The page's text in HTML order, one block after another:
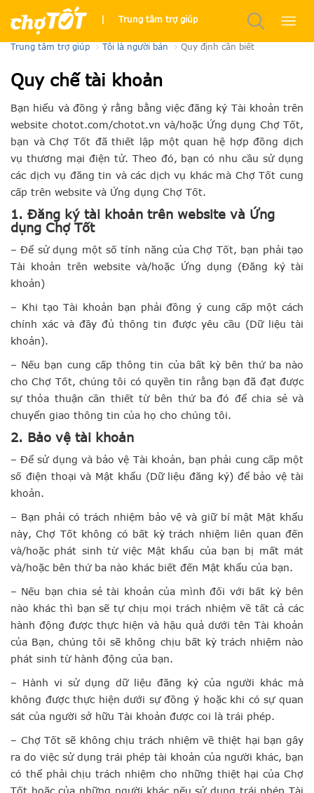
Trung tâm trợ giúp
Quy định chung
Trung tâm trợ giúp Tôi là người bán Quy định cần biết
Quy chế tài khoản
Bạn hiểu và đồng ý rằng bằng việc đăng ký Tài khoản trên
website chotot.com/chotot.vn và/hoặc Ứng dụng Chợ Tốt,
bạn và Chợ Tốt đã thiết lập một quan hệ hợp đồng dịch
vụ thương mại điện tử. Theo đó, bạn có nhu cầu sử dụng
các dịch vụ đăng tin và các dịch vụ khác mà Chợ Tốt cung
cấp trên website và Ứng dụng Chợ Tốt.
1. Đăng ký tài khoản trên website và Ứng
dụng Chợ Tốt
– Để sử dụng một số tính năng của Chợ Tốt, bạn phải tạo
Tài khoản trên website và/hoặc Ứng dụng (Đăng ký tài
khoản)
– Khi tạo Tài khoản bạn phải đồng ý cung cấp một cách
chính xác và đầy đủ thông tin được yêu cầu (Dữ liệu tài
khoản).
– Nếu bạn cung cấp thông tin của bất kỳ bên thứ ba nào
cho Chợ Tốt, chúng tôi có quyền tin rằng bạn đã đạt được
sự thỏa thuận cần thiết từ bên thứ ba đó để chia sẻ và
chuyển giao thông tin của họ cho chúng tôi.
2. Bảo vệ tài khoản
– Để sử dụng và bảo vệ Tài khoản, bạn phải cung cấp một
số điện thoại và Mật khẩu (Dữ liệu đăng ký) để bảo vệ tài
khoản.
– Bạn phải có trách nhiệm bảo vệ và giữ bí mật Mật khẩu
này, Chợ Tốt không có bất kỳ trách nhiệm liên quan đến
và/hoặc phát sinh từ việc Mật khẩu của bạn bị mất mát
và/hoặc bên thứ ba nào khác biết đến Mật khẩu của bạn.
– Nếu bạn chia sẻ tài khoản của mình đối với bất kỳ bên
nào khác thì bạn sẽ tự chịu mọi trách nhiệm về tất cả các
hành động được thực hiện và hậu quả dưới tên Tài khoản
của Bạn, chúng tôi sẽ không chịu bất kỳ trách nhiệm nào
phát sinh từ hành động của bạn.
– Hành vi sử dụng dữ liệu đăng ký của người khác mà
không được thực hiện dưới sự đồng ý hoặc khi có sự quan
sát của người sở hữu Tài khoản được coi là trái phép.
– Chợ Tốt sẽ không chịu trách nhiệm về thiệt hại bạn gây
ra do việc sử dụng trái phép tài khoản của người khác, bạn
có thể phải chịu trách nhiệm cho những thiệt hại của Chợ
Tốt hoặc của những người khác nếu sử dụng trái phép Tài